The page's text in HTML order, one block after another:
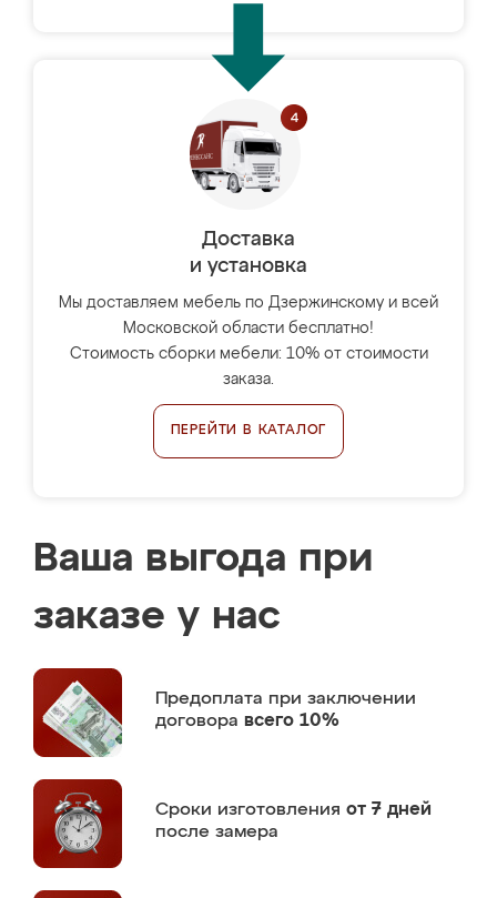
Доставка
и установка
Мы доставляем мебель по Дзержинскому и всей
Московской области бесплатно!
Стоимость сборки мебели: 10% от стоимости
заказа.
ПЕРЕЙТИ В КАТАЛОГ
Ваша выгода при
заказе у нас
Предоплата при заключении
договора всего 10%
Сроки изготовления от 7 дней
после замера